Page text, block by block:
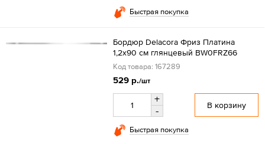
Быстрая покупка
Бордюр Delacora Фриз Платина
1,2x90 см глянцевый BW0FRZ66
Код товара: 167289
529 р./шт
+
-
В корзину
Быстрая покупка